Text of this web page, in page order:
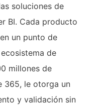
soluciones de
BI. Cada producto
un punto de
de
millones de
365, le otorga un
y validación sin